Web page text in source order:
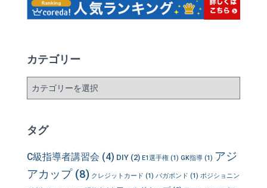
カテゴリー
ー
タグ
C級指導者講習会 (4) DIY (2) E1選手権 (1) GK指導 (1) アジ
アカップ(8) クレジットカード (1) バガボンド (1) ポジショニン